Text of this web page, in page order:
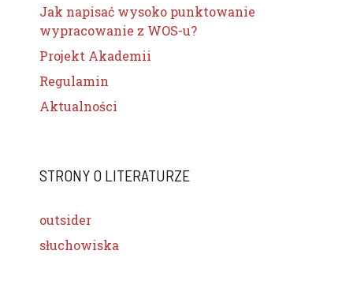
Jak napisać wysoko punktowanie
wypracowanie z WOS-u?
Projekt Akademii
Regulamin
Aktualności
STRONY O LITERATURZE
outsider
słuchowiska